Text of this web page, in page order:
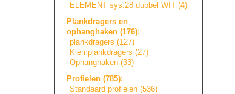
ELEMENT sys.28 dubbel WIT (4)
Plankdragers en
ophanghaken (176):
plankdragers (127)
Klemplankdragers (27)
Ophanghaken (33)
Profielen (785):
Standaard profielen (536)